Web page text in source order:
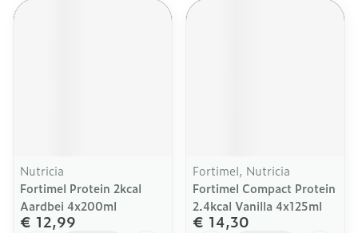
Nutricia
Fortimel Protein 2kcal
Aardbei 4x200ml
€ 12,99
Fortimel, Nutricia
Fortimel Compact Protein
2.4kcal Vanilla 4x125ml
€ 14,30